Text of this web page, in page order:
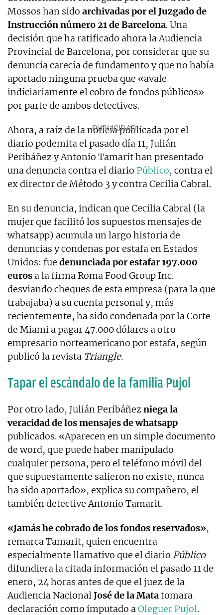
Mossos han sido archivadas por el Juzgado de
Instrucción número 21 de Barcelona. Una
decisión que ha ratificado ahora la Audiencia
Provincial de Barcelona, por considerar que su
denuncia carecía de fundamento y que no había
aportado ninguna prueba que «avale
indiciariamente el cobro de fondos públicos»
por parte de ambos detectives.
Ahora, a raíz de la noticia publicada por el
diario podemita el pasado día 11, Julián
Peribáñez y Antonio Tamarit han presentado
una denuncia contra el diario Público, contra el
ex director de Método 3 y contra Cecilia Cabral.
En su denuncia, indican que Cecilia Cabral (la
mujer que facilitó los supuestos mensajes de
whatsapp) acumula un largo historia de
denuncias y condenas por estafa en Estados
Unidos: fue denunciada por estafar 197.000
euros a la firma Roma Food Group Inc.
desviando cheques de esta empresa (para la que
trabajaba) a su cuenta personal y, más
recientemente, ha sido condenada por la Corte
de Miami a pagar 47.000 dólares a otro
empresario norteamericano por estafa, según
publicó la revista Triangle.
Tapar el escándalo de la familia Pujol
Por otro lado, Julián Peribáñezniega la
veracidad de los mensajes de whatsapp
publicados. «Aparecen en un simple documento
de word, que puede haber manipulado
cualquier persona, pero el teléfono móvil del
que supuestamente salieron no existe, nunca
ha sido aportado», explica su compañero, el
también detective Antonio Tamarit.
«Jamás he cobrado de los fondos reservados»,
remarca Tamarit, quien encuentra
especialmente llamativo que el diario Público
difundiera la citada información el pasado 11 de
enero, 24 horas antes de que el juez de la
Audiencia NacionalJosé de la Matatomara
declaración como imputado aOleguer Pujol.